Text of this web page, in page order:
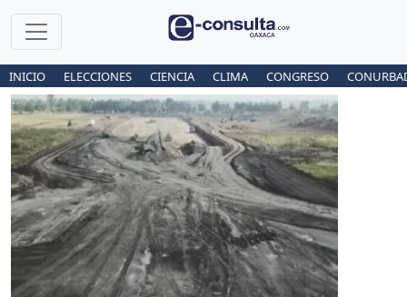
INICIO ELECCIONES CIENCIA CLIMA CONGRESO